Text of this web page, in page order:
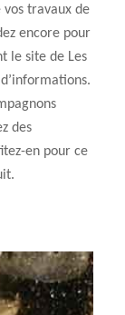
travaux de
encore pour
le site de Les
des
en pour ce